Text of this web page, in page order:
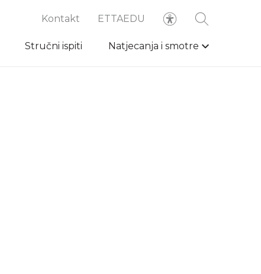
Kontakt ETTAEDU
Stručni ispiti Natjecanja i smotre